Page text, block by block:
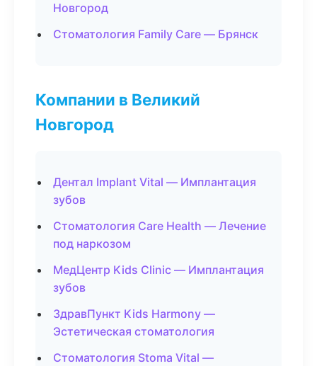
Новгород
Стоматология Family Care — Брянск
Компании в Великий
Новгород
Дентал Implant Vital — Имплантация
зубов
Стоматология Care Health — Лечение
под наркозом
МедЦентр Kids Clinic — Имплантация
зубов
ЗдравПункт Kids Harmony —
Эстетическая стоматология
Стоматология Stoma Vital —